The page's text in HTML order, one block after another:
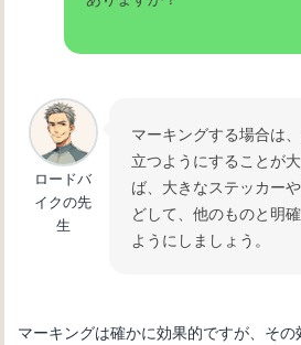
ロードバ
イクの先
生
マーキングする場合は
立つようにすることが
ば、大きなステッカー
どして、他のものと明
ようにしましょう。
マーキングは確かに効果的ですが、そ